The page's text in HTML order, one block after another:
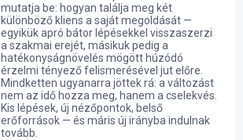
mutatja be: hogyan találja meg két
különböző kliens a saját megoldását —
egyikük apró bátor lépésekkel visszaszerzi
a szakmai erejét, másikuk pedig a
hatékonyságnövelés mögött húzódó
érzelmi tényező felismerésével jut előre.
Mindketten ugyanarra jöttek rá: a változást
nem az idő hozza meg, hanem a cselekvés.
Kis lépések, új nézőpontok, belső
erőforrások — és máris új irányba indulnak
tovább.